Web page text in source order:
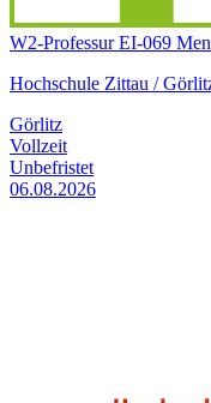
W2-Professur EI-069
Hochschule Zittau /
Görlitz
Vollzeit
Unbefristet
06.08.2026